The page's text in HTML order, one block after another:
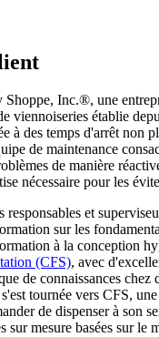
Shoppe, Inc.®, une
viennoiseries établie
à des temps d'arrêt non
de maintenance
de manière
nécessaire pour les
et
sur les
à la conception
(CFS), avec
de connaissances chez
tournée vers CFS,
de dispenser à son
sur mesure basées sur le